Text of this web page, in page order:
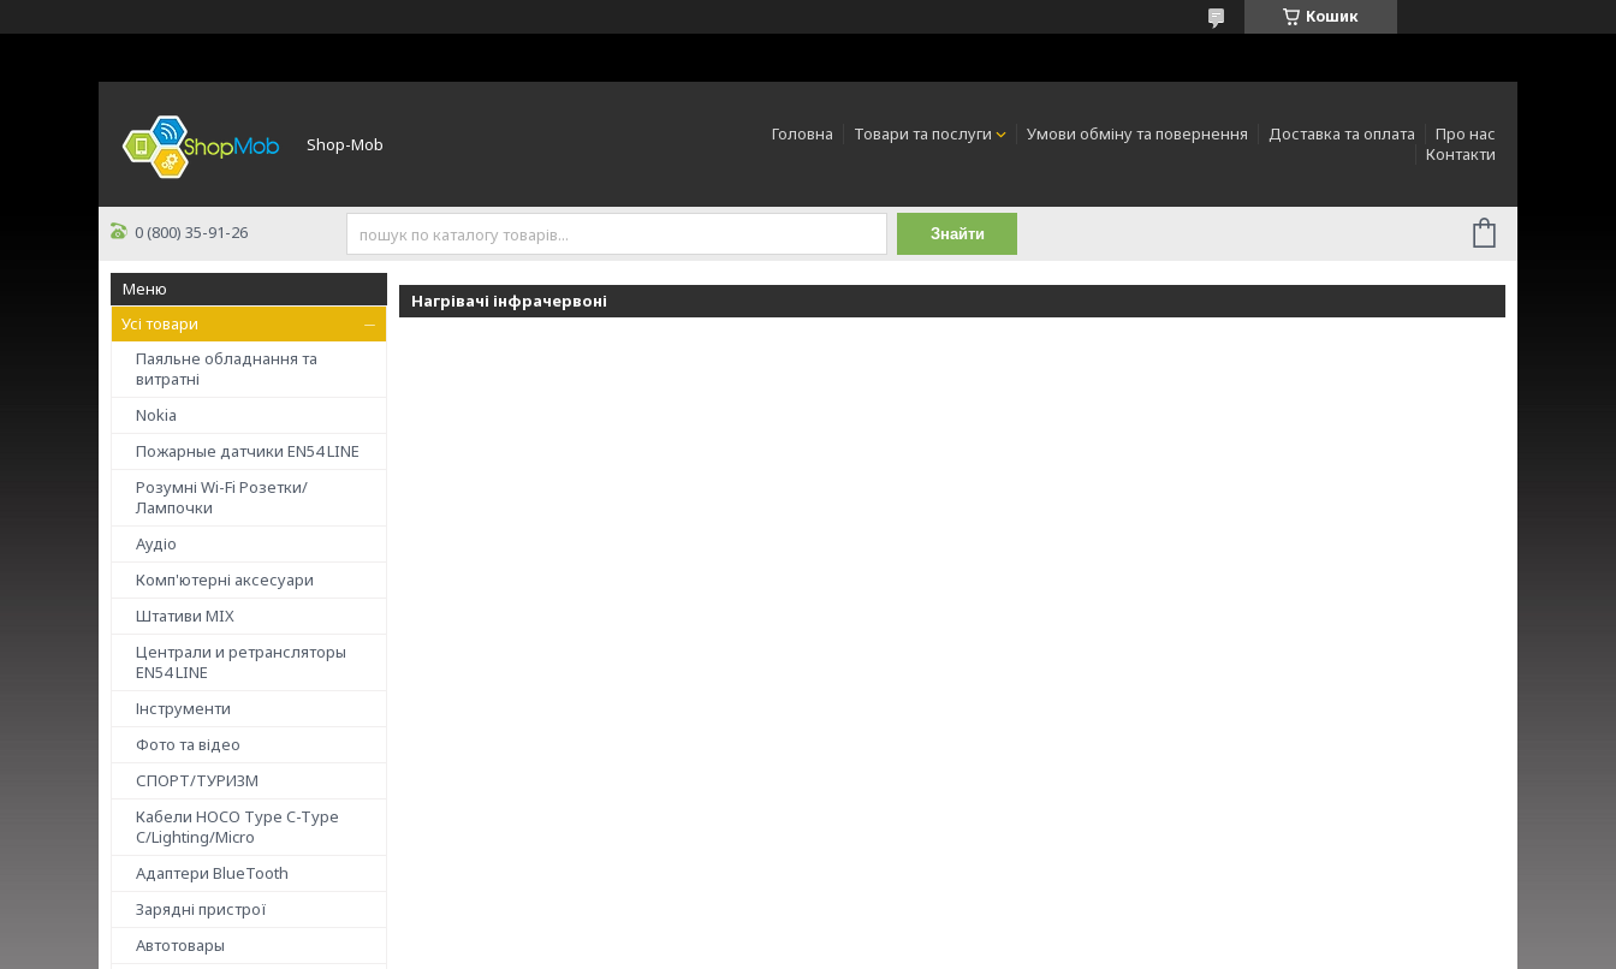
Кошик
Shop-Mob Головна Товари та послуги Умови обміну та повернення Доставка та оплата
Про нас
Контакти
0 (800) 35-91-26 Знайти
Усі товари
Паяльне обладнання та
витратні
Nokia
Пожарные датчики ЕN54 LINE
Розумні Wi-Fi Розетки/
Лампочки
Аудіо
Комп'ютерні аксесуари
Штативи MIX
Централи и ретрансляторы
EN54 LINE
Інструменти
Фото та відео
СПОРТ/ТУРИЗМ
Кабели HOCO Type C-Type
C/Lighting/Micro
Адаптери BlueTooth
Зарядні пристрої
Автотовары
Нагрівачі інфрачервоні